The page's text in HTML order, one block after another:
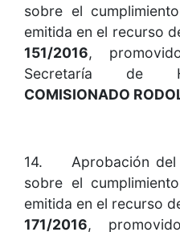
sobre el
emitida en el recurso
151/2016,
Secretaría de
COMISIONADO
14. Aprobación del
sobre el
emitida en el recurso
171/2016,